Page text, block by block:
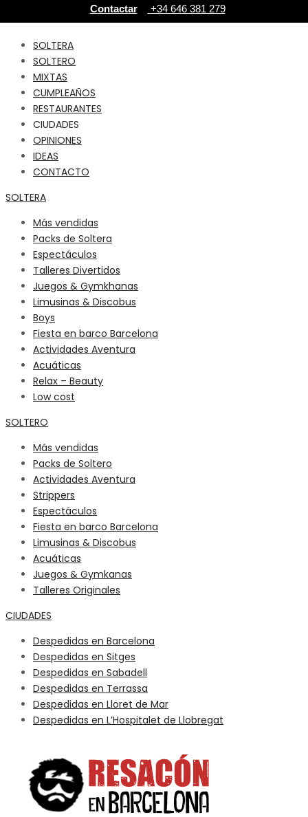
SOLTERA
SOLTERO
MIXTAS
CUMPLEAÑOS
RESTAURANTES
CIUDADES
OPINIONES
IDEAS
CONTACTO
SOLTERA
Más vendidas
Packs de Soltera
Espectáculos
Talleres Divertidos
Juegos & Gymkhanas
Limusinas & Discobus
Boys
Fiesta en barco Barcelona
Actividades Aventura
Acuáticas
Relax – Beauty
Low cost
SOLTERO
Más vendidas
Packs de Soltero
Actividades Aventura
Strippers
Espectáculos
Fiesta en barco Barcelona
Limusinas & Discobus
Acuáticas
Juegos & Gymkanas
Talleres Originales
CIUDADES
Despedidas en Barcelona
Despedidas en Sitges
Despedidas en Sabadell
Despedidas en Terrassa
Despedidas en Lloret de Mar
Despedidas en L’Hospitalet de Llobregat
Contactar +34 646 381 279‬